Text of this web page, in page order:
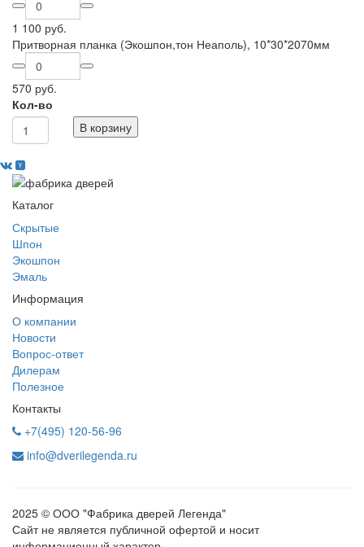
1 100 руб.
Притворная планка (Экошпон,тон Неаполь), 10*30*2070мм
570 руб.
Кол-во
В корзину
Каталог
Скрытые
Шпон
Экошпон
Эмаль
Информация
О компании
Новости
Вопрос-ответ
Дилерам
Полезное
Контакты
+7(495) 120-56-96
info@dverilegenda.ru
2025 © ООО "Фабрика дверей Легенда"
Сайт не является публичной офертой и носит